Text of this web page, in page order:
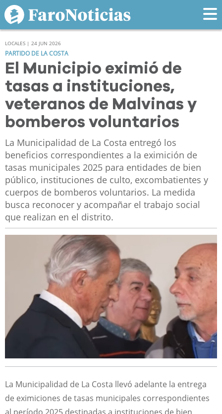
LOCALES | 24 JUN 2026
PARTIDO DE LA COSTA
El Municipio eximió de
tasas a instituciones,
veteranos de Malvinas y
bomberos voluntarios
La Municipalidad de La Costa entregó los
beneficios correspondientes a la eximición de
tasas municipales 2025 para entidades de bien
público, instituciones de culto, excombatientes y
cuerpos de bomberos voluntarios. La medida
busca reconocer y acompañar el trabajo social
que realizan en el distrito.
La Municipalidad de La Costa llevó adelante la entrega
de eximiciones de tasas municipales correspondientes